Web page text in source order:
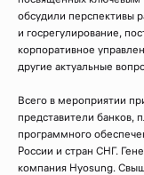
обсудили перспективы
и госрегулирование,
корпоративное
другие актуальные
Всего в мероприятии
представители банков,
программного
России и стран СНГ.
компания Hyosung.